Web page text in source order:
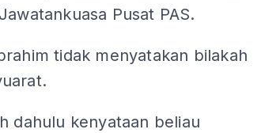
Pusat PAS.
tidak menyatakan bilakah
dahulu kenyataan beliau